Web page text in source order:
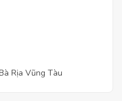
Rịa Vũng Tàu